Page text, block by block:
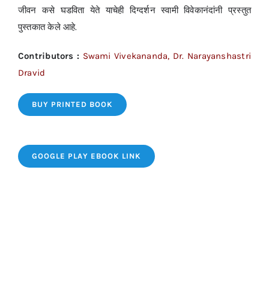
जीवन कसे घडविता येते याचेही दिग्दर्शन स्वामी विवेकानंदांनी प्रस्तुत
पुस्तकात केले आहे.
Contributors : Swami Vivekananda, Dr. Narayanshastri
Dravid
BUY PRINTED BOOK
GOOGLE PLAY EBOOK LINK